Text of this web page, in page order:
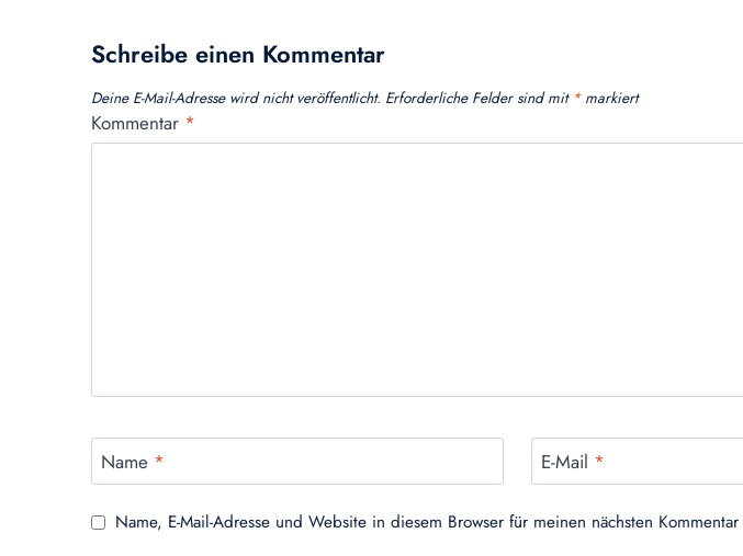
Schreibe einen Kommentar
Deine E-Mail-Adresse wird nicht veröffentlicht. Erforderliche Felder sind mit *markiert
Kommentar *
Name * E-Mail *
Name, E-Mail-Adresse und Website in diesem Browser für meinen nächsten